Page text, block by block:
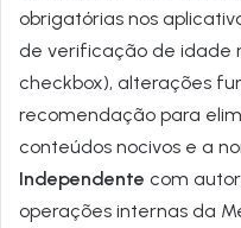
obrigatórias nos
de verificação de idade
checkbox), alterações
recomendação para
conteúdos nocivos e a
Independente com
operações internas da